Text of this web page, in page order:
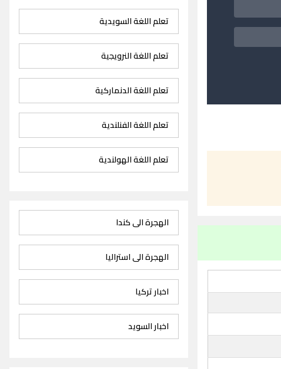
تعلم اللغة السويدية
تعلم اللغة النرويجية
تعلم اللغة الدنماركية
تعلم اللغة الفنلندية
تعلم اللغة الهولندية
الهجرة الى كندا
الهجرة الى استراليا
اخبار تركيا
اخبار السويد